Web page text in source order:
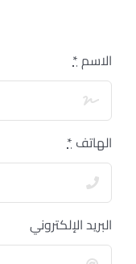
الاسم*
الهاتف *
البريد الإلكتروني